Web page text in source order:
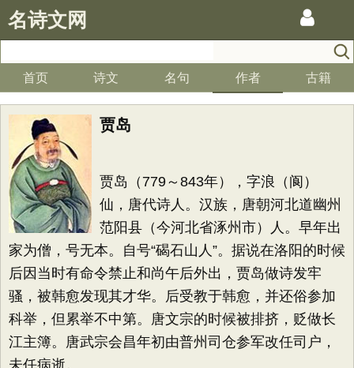
名诗文网
首页 诗文 名句 作者 古籍
贾岛
贾岛（779～843年），字浪（阆）
仙，唐代诗人。汉族，唐朝河北道幽州
范阳县（今河北省涿州市）人。早年出
家为僧，号无本。自号“碣石山人”。据说在洛阳的时候
后因当时有命令禁止和尚午后外出，贾岛做诗发牢
骚，被韩愈发现其才华。后受教于韩愈，并还俗参加
科举，但累举不中第。唐文宗的时候被排挤，贬做长
江主簿。唐武宗会昌年初由普州司仓参军改任司户，
未任病逝。